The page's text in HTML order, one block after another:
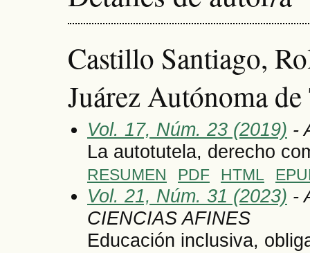
Castillo Santiago,
Juárez Autónoma
Vol. 17, Núm. 23 (2019) -
La autotutela, derecho
RESUMEN PDF HTML
Vol. 21, Núm. 31 (2023) -
CIENCIAS AFINES
Educación inclusiva,